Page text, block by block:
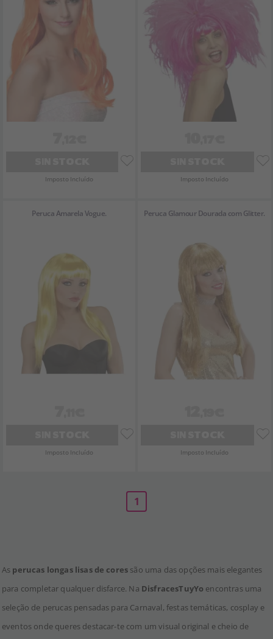
Imposto Incluído Imposto Incluído
Peruca Amarela Vogue.
Imposto Incluído
Peruca Glamour Dourada com Glitter.
Imposto Incluído
1
As perucas longas lisas de cores são uma das opções mais elegantes
para completar qualquer disfarce. Na DisfracesTuyYo encontras uma
seleção de perucas pensadas para Carnaval, festas temáticas, cosplay e
eventos onde queres destacar-te com um visual original e cheio de